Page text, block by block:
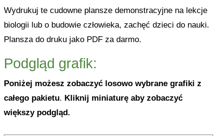
Wydrukuj te cudowne plansze demonstracyjne na lekcje
biologii lub o budowie człowieka, zachęć dzieci do nauki.
Plansza do druku jako PDF za darmo.
Podgląd grafik:
Poniżej możesz zobaczyć losowo wybrane grafiki z
całego pakietu. Kliknij miniaturę aby zobaczyć
większy podgląd.